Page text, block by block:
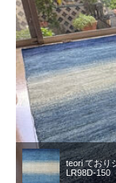
teori ており
LR98D-150